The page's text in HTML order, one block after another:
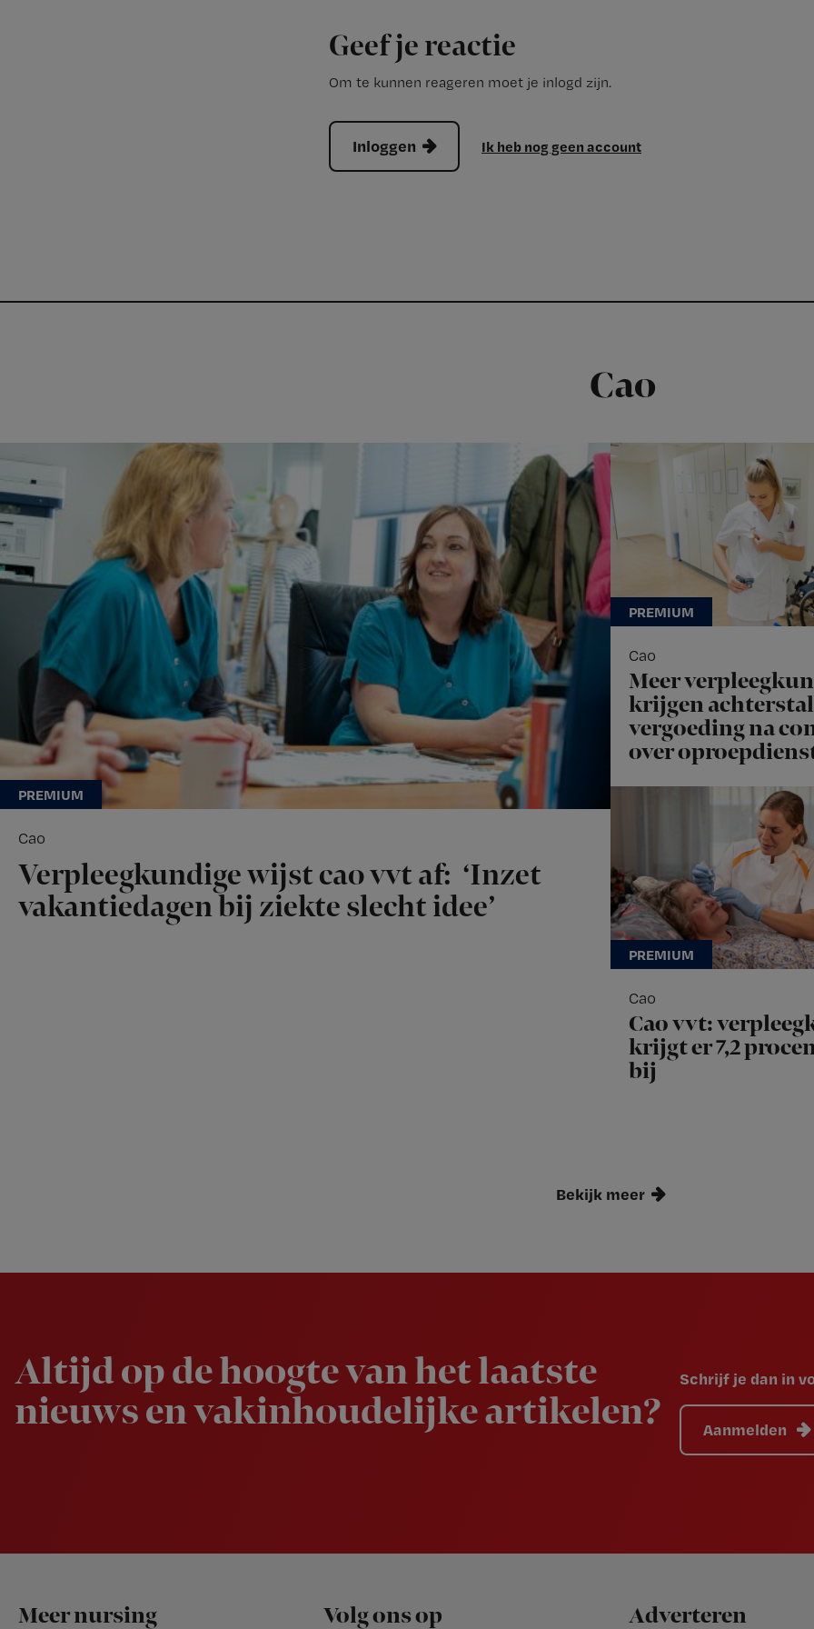
Geef je reactie
Om te kunnen reageren moet je inlogd zijn.
Inloggen Ik heb nog geen account
Cao
Cao
Verpleegkundige wijst cao vvt af: ‘Inzet
vakantiedagen bij ziekte slecht idee’
Cao
Meer
krijgen
vergoeding na
over
Cao
Cao vvt:
krijgt er 7,2
bij
Bekijk meer
Altijd op de hoogte van het laatste
nieuws en vakinhoudelijke artikelen?
Schrijf je dan in
Aanmelden
Footer
Meer nursing Volg ons op Adverteren